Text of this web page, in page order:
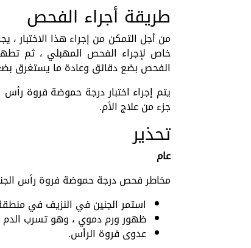
طريقة أجراء الفحص
من أجل التمكن من إجراء هذا الاختبار
خاص لإجراء الفحص المهبلي ، ثم
الفحص بضع دقائق وعادة ما يستغرق
يتم إجراء اختبار درجة حموضة فروة رأس
جزء من علاج الأم.
تحذير
عام
مخاطر فحص درجة حموضة فروة رأس
استمر الجنين في النزيف في
ظهور ورم دموي ، وهو تسرب الدم
عدوى فروة الرأس.